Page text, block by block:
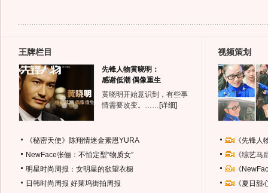
王牌栏目
先锋人物黄晓明：
感谢低潮 偶像重生
黄晓明开始意识到，有些事
情需要改变。…… [详细]
《秘密天使》陈翔情迷金素恩YURA
NewFace张俪：不怕定型“物质女”
明星时尚周报：女明星的欲望衣橱
日韩时尚周报 好莱坞街拍周报
视频策划
《先锋
《综艺
《
《夏日